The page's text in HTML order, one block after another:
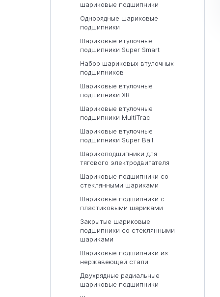
шариковые подшипники
Однорядные шариковые
подшипники
Шариковые втулочные
подшипники Super Smart
Набор шариковых втулочных
подшипников
Шариковые втулочные
подшипники XR
Шариковые втулочные
подшипники MultiTrac
Шариковые втулочные
подшипники Super Ball
Шарикоподшипники для
тягового электродвигателя
Шариковые подшипники со
стеклянными шариками
Шариковые подшипники с
пластиковыми шариками
Закрытые шариковые
подшипники со стеклянными
шариками
Шариковые подшипники из
нержавеющей стали
Двухрядные радиальные
шариковые подшипники